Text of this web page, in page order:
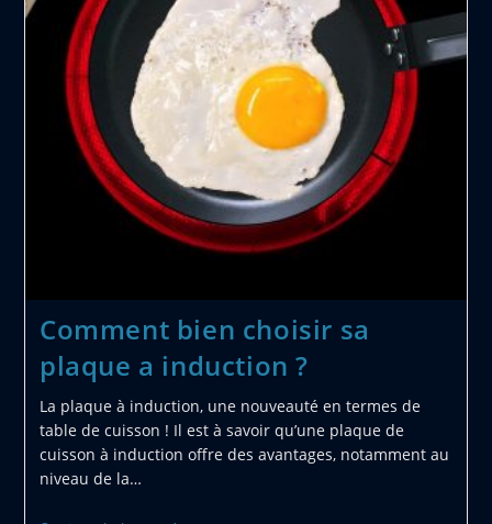
Comment bien choisir sa
plaque a induction ?
La plaque à induction, une nouveauté en termes de
table de cuisson ! Il est à savoir qu’une plaque de
cuisson à induction offre des avantages, notamment au
niveau de la…